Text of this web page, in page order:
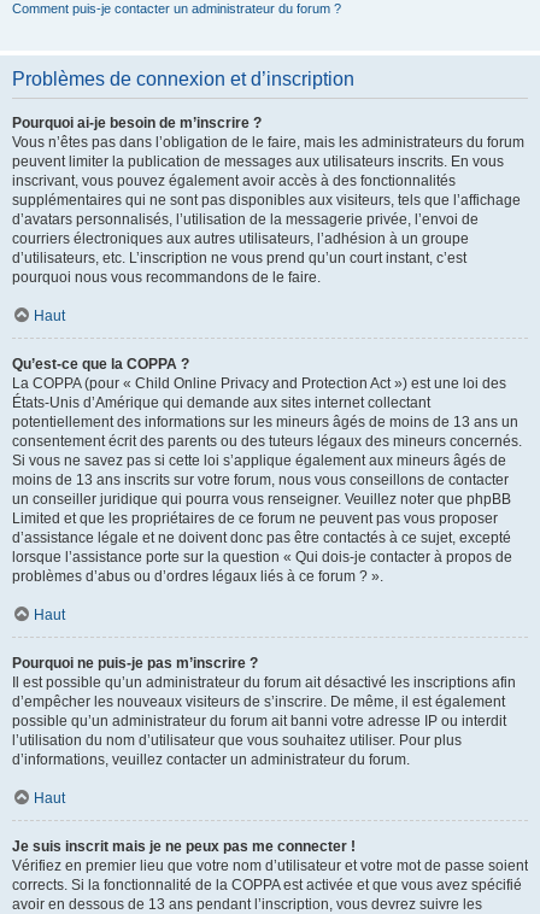
Comment puis-je contacter un administrateur du forum ?
Problèmes de connexion et d’inscription
Pourquoi ai-je besoin de m’inscrire ?
Vous n’êtes pas dans l’obligation de le faire, mais les administrateurs du forum
peuvent limiter la publication de messages aux utilisateurs inscrits. En vous
inscrivant, vous pouvez également avoir accès à des fonctionnalités
supplémentaires qui ne sont pas disponibles aux visiteurs, tels que l’affichage
d’avatars personnalisés, l’utilisation de la messagerie privée, l’envoi de
courriers électroniques aux autres utilisateurs, l’adhésion à un groupe
d’utilisateurs, etc. L’inscription ne vous prend qu’un court instant, c’est
pourquoi nous vous recommandons de le faire.
Haut
Qu’est-ce que la COPPA ?
La COPPA (pour « Child Online Privacy and Protection Act ») est une loi des
États-Unis d’Amérique qui demande aux sites internet collectant
potentiellement des informations sur les mineurs âgés de moins de 13 ans un
consentement écrit des parents ou des tuteurs légaux des mineurs concernés.
Si vous ne savez pas si cette loi s’applique également aux mineurs âgés de
moins de 13 ans inscrits sur votre forum, nous vous conseillons de contacter
un conseiller juridique qui pourra vous renseigner. Veuillez noter que phpBB
Limited et que les propriétaires de ce forum ne peuvent pas vous proposer
d’assistance légale et ne doivent donc pas être contactés à ce sujet, excepté
lorsque l’assistance porte sur la question « Qui dois-je contacter à propos de
problèmes d’abus ou d’ordres légaux liés à ce forum ? ».
Haut
Pourquoi ne puis-je pas m’inscrire ?
Il est possible qu’un administrateur du forum ait désactivé les inscriptions afin
d’empêcher les nouveaux visiteurs de s’inscrire. De même, il est également
possible qu’un administrateur du forum ait banni votre adresse IP ou interdit
l’utilisation du nom d’utilisateur que vous souhaitez utiliser. Pour plus
d’informations, veuillez contacter un administrateur du forum.
Haut
Je suis inscrit mais je ne peux pas me connecter !
Vérifiez en premier lieu que votre nom d’utilisateur et votre mot de passe soient
corrects. Si la fonctionnalité de la COPPA est activée et que vous avez spécifié
avoir en dessous de 13 ans pendant l’inscription, vous devrez suivre les